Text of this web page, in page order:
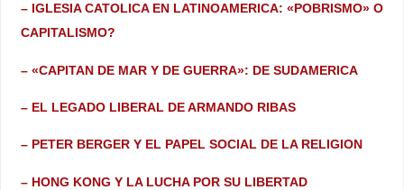
– IGLESIA CATOLICA EN LATINOAMERICA: «POBRISMO» O
CAPITALISMO?
– «CAPITAN DE MAR Y DE GUERRA»: DE SUDAMERICA
– EL LEGADO LIBERAL DE ARMANDO RIBAS
– PETER BERGER Y EL PAPEL SOCIAL DE LA RELIGION
– HONG KONG Y LA LUCHA POR SU LIBERTAD